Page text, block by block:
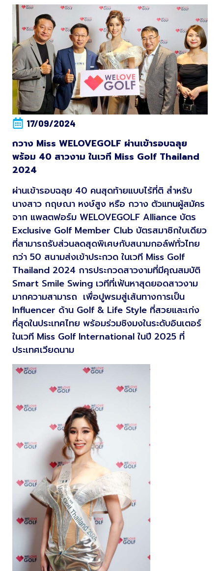
17/09/2024
กวาง Miss WELOVEGOLF ผ่านเข้ารอบฉลุย
พร้อม 40 สาวงาม ในเวที Miss Golf Thailand
2024
ผ่านเข้ารอบฉลุย 40 คนสุดท้ายแบบไร้ที่ติ สำหรับ
นางสาว กฤษณา หงษ์สูง หรือ กวาง ตัวแทนผู้สมัคร
จาก แพลตฟอร์ม WELOVEGOLF Alliance บัตร
Exclusive Golf Member Club บัตรสมาชิกใบเดียว
ที่สามารถรับส่วนลดสุดพิเศษกับสนามกอล์ฟทั่วไทย
กว่า 50 สนามส่งเข้าประกวด ในเวที Miss Golf
Thailand 2024 การประกวดสาวงามที่มีคุณสมบัติ
Smart Smile Swing เวทีที่เฟ้นหาสุดยอดสาวงาม
มากความสามารถ เพื่อปูพรมสู่เส้นทางการเป็น
Influencer ด้าน Golf & Life Style ที่สวยและเก่ง
ที่สุดในประเทศไทย พร้อมร่วมชิงมงในระดับอินเตอร์
ในเวที Miss Golf International ในปี 2025 ที่
ประเทศเวียดนาม